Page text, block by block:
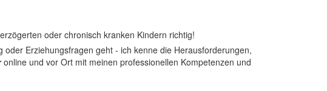
oder chronisch kranken Kindern richtig!
Erziehungsfragen geht - ich kenne die Herausforderungen,
online und vor Ort mit meinen professionellen Kompetenzen und